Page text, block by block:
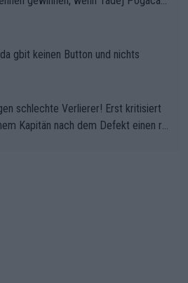
gbit keinen Button und nichts
schlechte Verlierer! Erst kritisiert
Kapitän nach dem Defekt einen ro